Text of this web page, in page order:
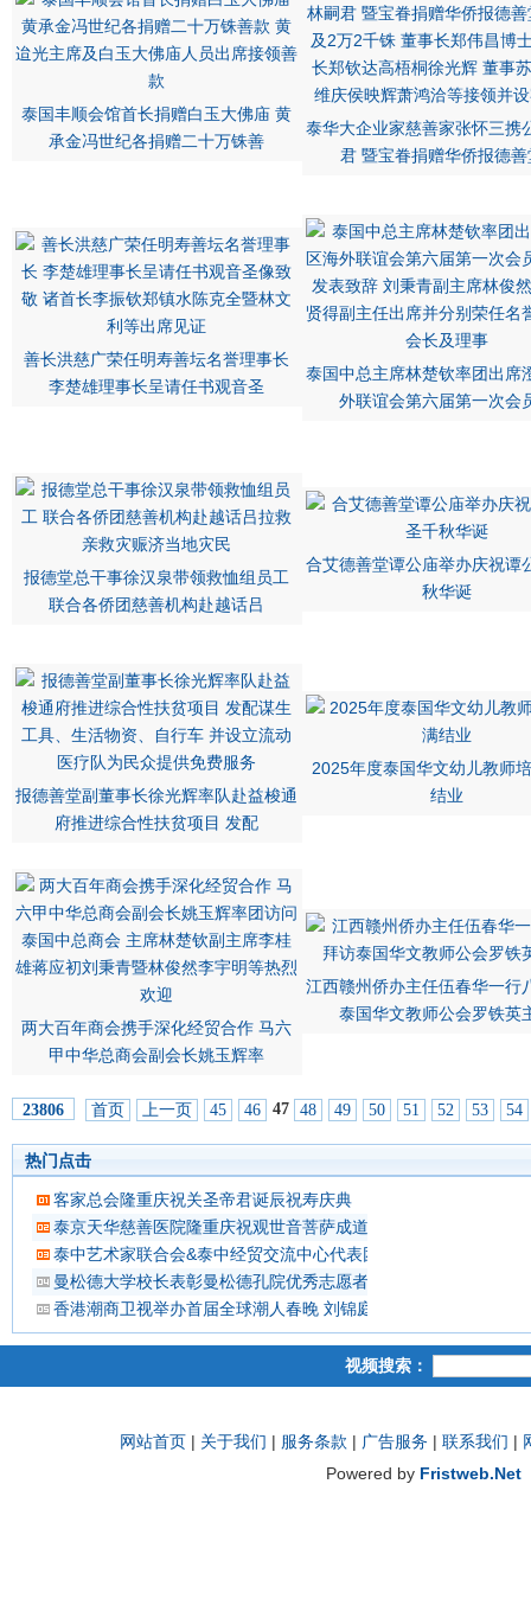
泰国丰顺会馆首长捐赠白玉大佛庙 黄
承金冯世纪各捐赠二十万铢善
泰华大企业家慈善家张怀三携
君 暨宝眷捐赠华侨报德
善长洪慈广荣任明寿善坛名誉理事长
李楚雄理事长呈请任书观音圣
泰国中总主席林楚钦率团出席
外联谊会第六届第一次会
报德堂总干事徐汉泉带领救恤组员工
联合各侨团慈善机构赴越话吕
合艾德善堂谭公庙举办庆祝谭
秋华诞
报德善堂副董事长徐光辉率队赴益梭通
府推进综合性扶贫项目 发配
2025年度泰国华文幼儿教师
结业
两大百年商会携手深化经贸合作 马六
甲中华总商会副会长姚玉辉率
江西赣州侨办主任伍春华一行
泰国华文教师公会罗铁英
23806 首页 上一页 45 46 47 48 49 50 51 52 53 54
热门点击
客家总会隆重庆祝关圣帝君诞辰祝寿庆典
泰京天华慈善医院隆重庆祝观世音菩萨成道吉日延僧诵经祈福
泰中艺术家联合会&泰中经贸交流中心代表团 蔡义批会长率领抵
曼松德大学校长表彰曼松德孔院优秀志愿者教师
香港潮商卫视举办首届全球潮人春晚 刘锦庭等侨领出席
视频搜索：
网站首页 | 关于我们 | 服务条款 | 广告服务 | 联系我们 |
Powered by Fristweb.Net